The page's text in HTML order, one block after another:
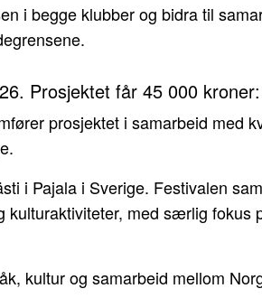
i begge klubber og bidra til
Prosjektet får 45 000 kroner:
prosjektet i samarbeid med
i Pajala i Sverige. Festivalen
kulturaktiviteter, med særlig fokus
kultur og samarbeid mellom